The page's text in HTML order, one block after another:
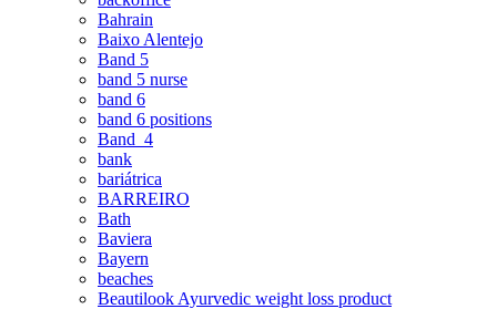
Bahrain
Baixo Alentejo
Band 5
band 5 nurse
band 6
band 6 positions
Band_4
bank
bariátrica
BARREIRO
Bath
Baviera
Bayern
beaches
Beautilook Ayurvedic weight loss product